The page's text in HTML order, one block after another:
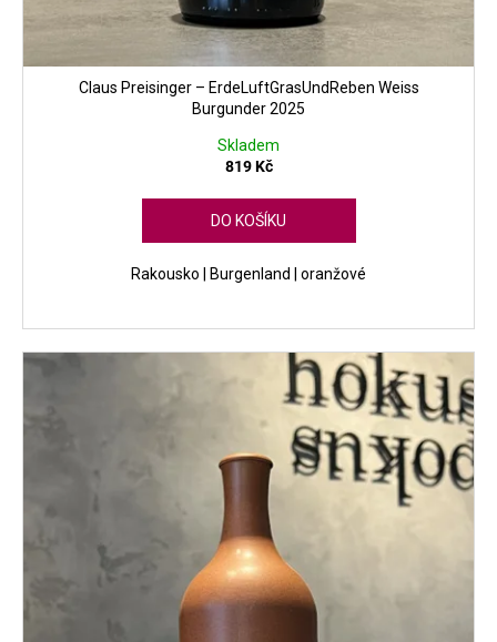
Claus Preisinger – ErdeLuftGrasUndReben Weiss
Burgunder 2025
Skladem
819 Kč
DO KOŠÍKU
Rakousko | Burgenland | oranžové